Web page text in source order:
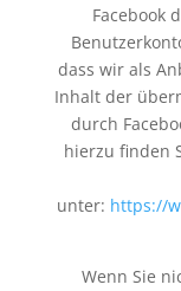
Facebook
dass wir als
Inhalt der
durch
hierzu finden
unter: https://
Wenn Sie